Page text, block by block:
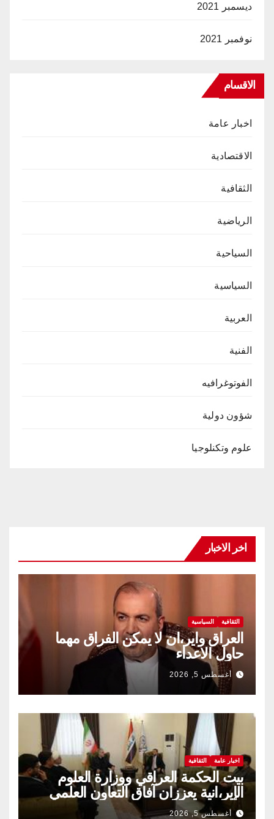
ديسمبر 2021
نوفمبر 2021
الاقسام
اخبار عامة
الاقتصادية
الثقافية
الرياضية
السياحية
السياسية
العربية
الفنية
الفوتوغرافيه
شؤون دولية
علوم وتكنلوجيا
اخر الاخبار
الثقافية السياسية
العراق واير،ان لا يمكن الفراق مهما
حاول الاعداء
أغسطس 5, 2026
اخبار عامة الثقافية
بيت الحكمة العراقي ووزارة العلوم
الإير،انية يعززان آفاق التعاون العلمي
والثقافي.
أغسطس 5, 2026